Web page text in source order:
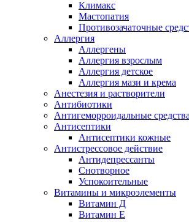
Климакс
Мастопатия
Противозачаточные
Аллергия
Аллергены
Аллергия взрослым
Аллергия детское
Аллергия мази и крема
Анестезия и растворители
Антибиотики
Антигеморроидальные средства
Антисептики
Антисептики кожные
Антистрессовое действие
Антидепрессанты
Снотворное
Успокоительные
Витамины и микроэлементы
Витамин Д
Витамин Е